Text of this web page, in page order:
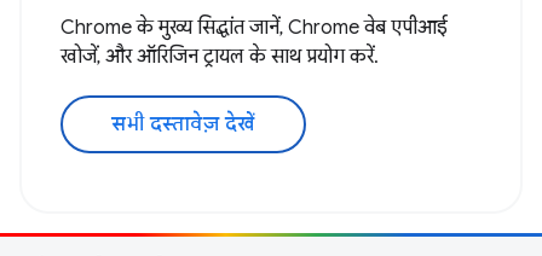
Chrome के मुख्य सिद्धांत जानें, Chrome वेब एपीआई
खोजें, और ऑरिजिन ट्रायल के साथ प्रयोग करें.
सभी दस्तावेज़ देखें